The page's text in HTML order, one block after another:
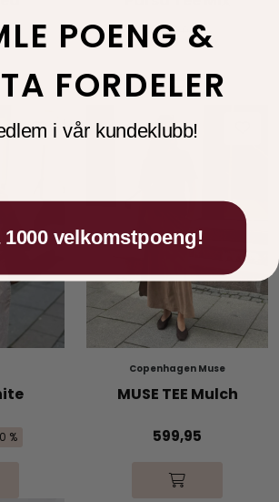
849,00
424,50 -50 %
%
Copenhagen Muse
MUSE TEE Mulch
599,95
POENG &
FORDELER
i vår kundeklubb!
1000 velkomstpoeng!